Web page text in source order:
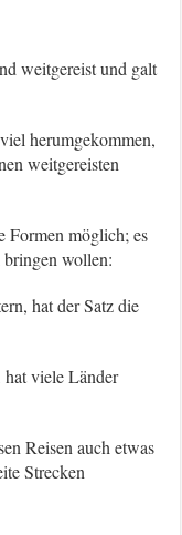
weitgereist und galt
herumgekommen,
weitgereisten
Formen möglich; es
wollen:
hat der Satz die
hat viele Länder
Reisen auch etwas
Strecken